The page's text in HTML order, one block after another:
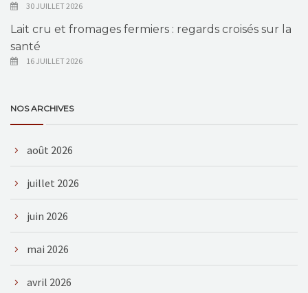
30 JUILLET 2026
Lait cru et fromages fermiers : regards croisés sur la
santé
16 JUILLET 2026
NOS ARCHIVES
août 2026
juillet 2026
juin 2026
mai 2026
avril 2026